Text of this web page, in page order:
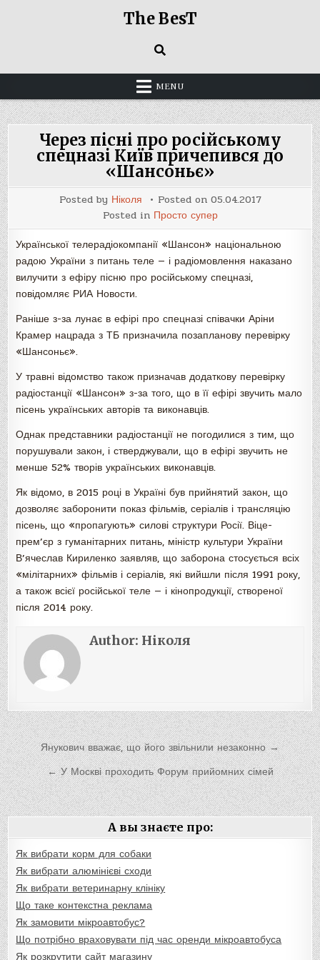
The BesT
MENU
Через пісні про російському
спецназі Київ причепився до
«Шансоньє»
Posted by Ніколя Posted on 05.04.2017
Posted in Просто супер
Української телерадіокомпанії «Шансон» національною
радою України з питань теле — і радіомовлення наказано
вилучити з ефіру пісню про російському спецназі,
повідомляє РИА Новости.
Раніше з-за лунає в ефірі про спецназі співачки Аріни
Крамер нацрада з ТБ призначила позапланову перевірку
«Шансоньє».
У травні відомство також призначав додаткову перевірку
радіостанції «Шансон» з-за того, що в її ефірі звучить мало
пісень українських авторів та виконавців.
Однак представники радіостанції не погодилися з тим, що
порушували закон, і стверджували, що в ефірі звучить не
менше 52% творів українських виконавців.
Як відомо, в 2015 році в Україні був прийнятий закон, що
дозволяє заборонити показ фільмів, серіалів і трансляцію
пісень, що «пропагують» силові структури Росії. Віце-
прем’єр з гуманітарних питань, міністр культури України
В’ячеслав Кириленко заявляв, що заборона стосується всіх
«мілітарних» фільмів і серіалів, які вийшли після 1991 року,
а також всієї російської теле — і кінопродукції, створеної
після 2014 року.
Author: Ніколя
Навигация
по
записям
Янукович вважає, що його звільнили незаконно →
← У Москві проходить Форум прийомних сімей
А вы знаєте про:
Як вибрати корм для собаки
Як вибрати алюмінієві сходи
Як вибрати ветеринарну клініку
Що таке контекстна реклама
Як замовити мікроавтобус?
Що потрібно враховувати під час оренди мікроавтобуса
Як розкрутити сайт магазину